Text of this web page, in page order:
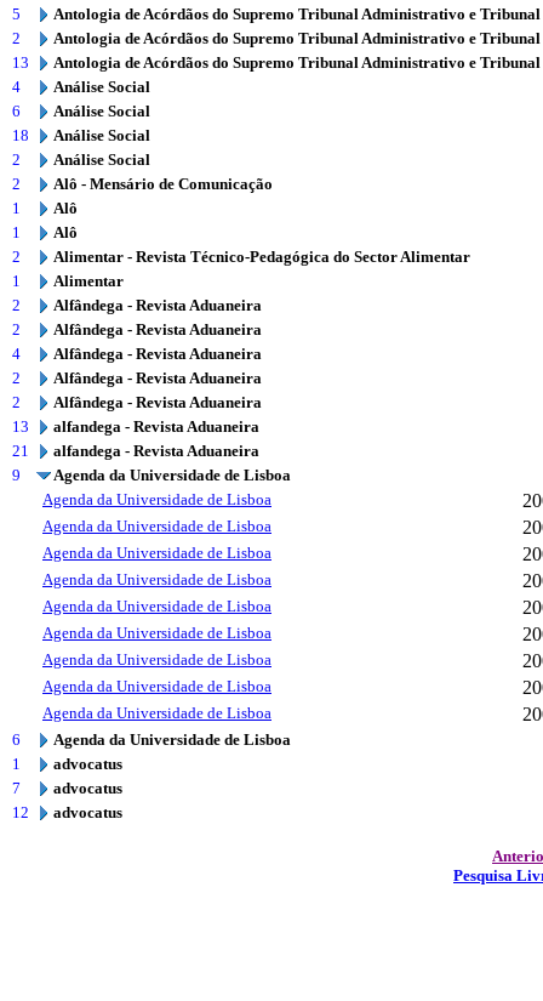
5
Antologia de Acórdãos do Supremo Tribunal Administrativo e
2
Antologia de Acórdãos do Supremo Tribunal Administrativo e
13
Antologia de Acórdãos do Supremo Tribunal Administrativo e
4
Análise Social
6
Análise Social
18
Análise Social
2
Análise Social
2
Alô - Mensário de Comunicação
1
Alô
1
Alô
2
Alimentar - Revista Técnico-Pedagógica do Sector Alimentar
1
Alimentar
2
Alfândega - Revista Aduaneira
2
Alfândega - Revista Aduaneira
4
Alfândega - Revista Aduaneira
2
Alfândega - Revista Aduaneira
2
Alfândega - Revista Aduaneira
13
alfandega - Revista Aduaneira
21
alfandega - Revista Aduaneira
9
Agenda da Universidade de Lisboa
Agenda da Universidade de Lisboa
Agenda da Universidade de Lisboa
Agenda da Universidade de Lisboa
Agenda da Universidade de Lisboa
Agenda da Universidade de Lisboa
Agenda da Universidade de Lisboa
Agenda da Universidade de Lisboa
Agenda da Universidade de Lisboa
Agenda da Universidade de Lisboa
6
Agenda da Universidade de Lisboa
1
advocatus
7
advocatus
12
advocatus
Pesquisa